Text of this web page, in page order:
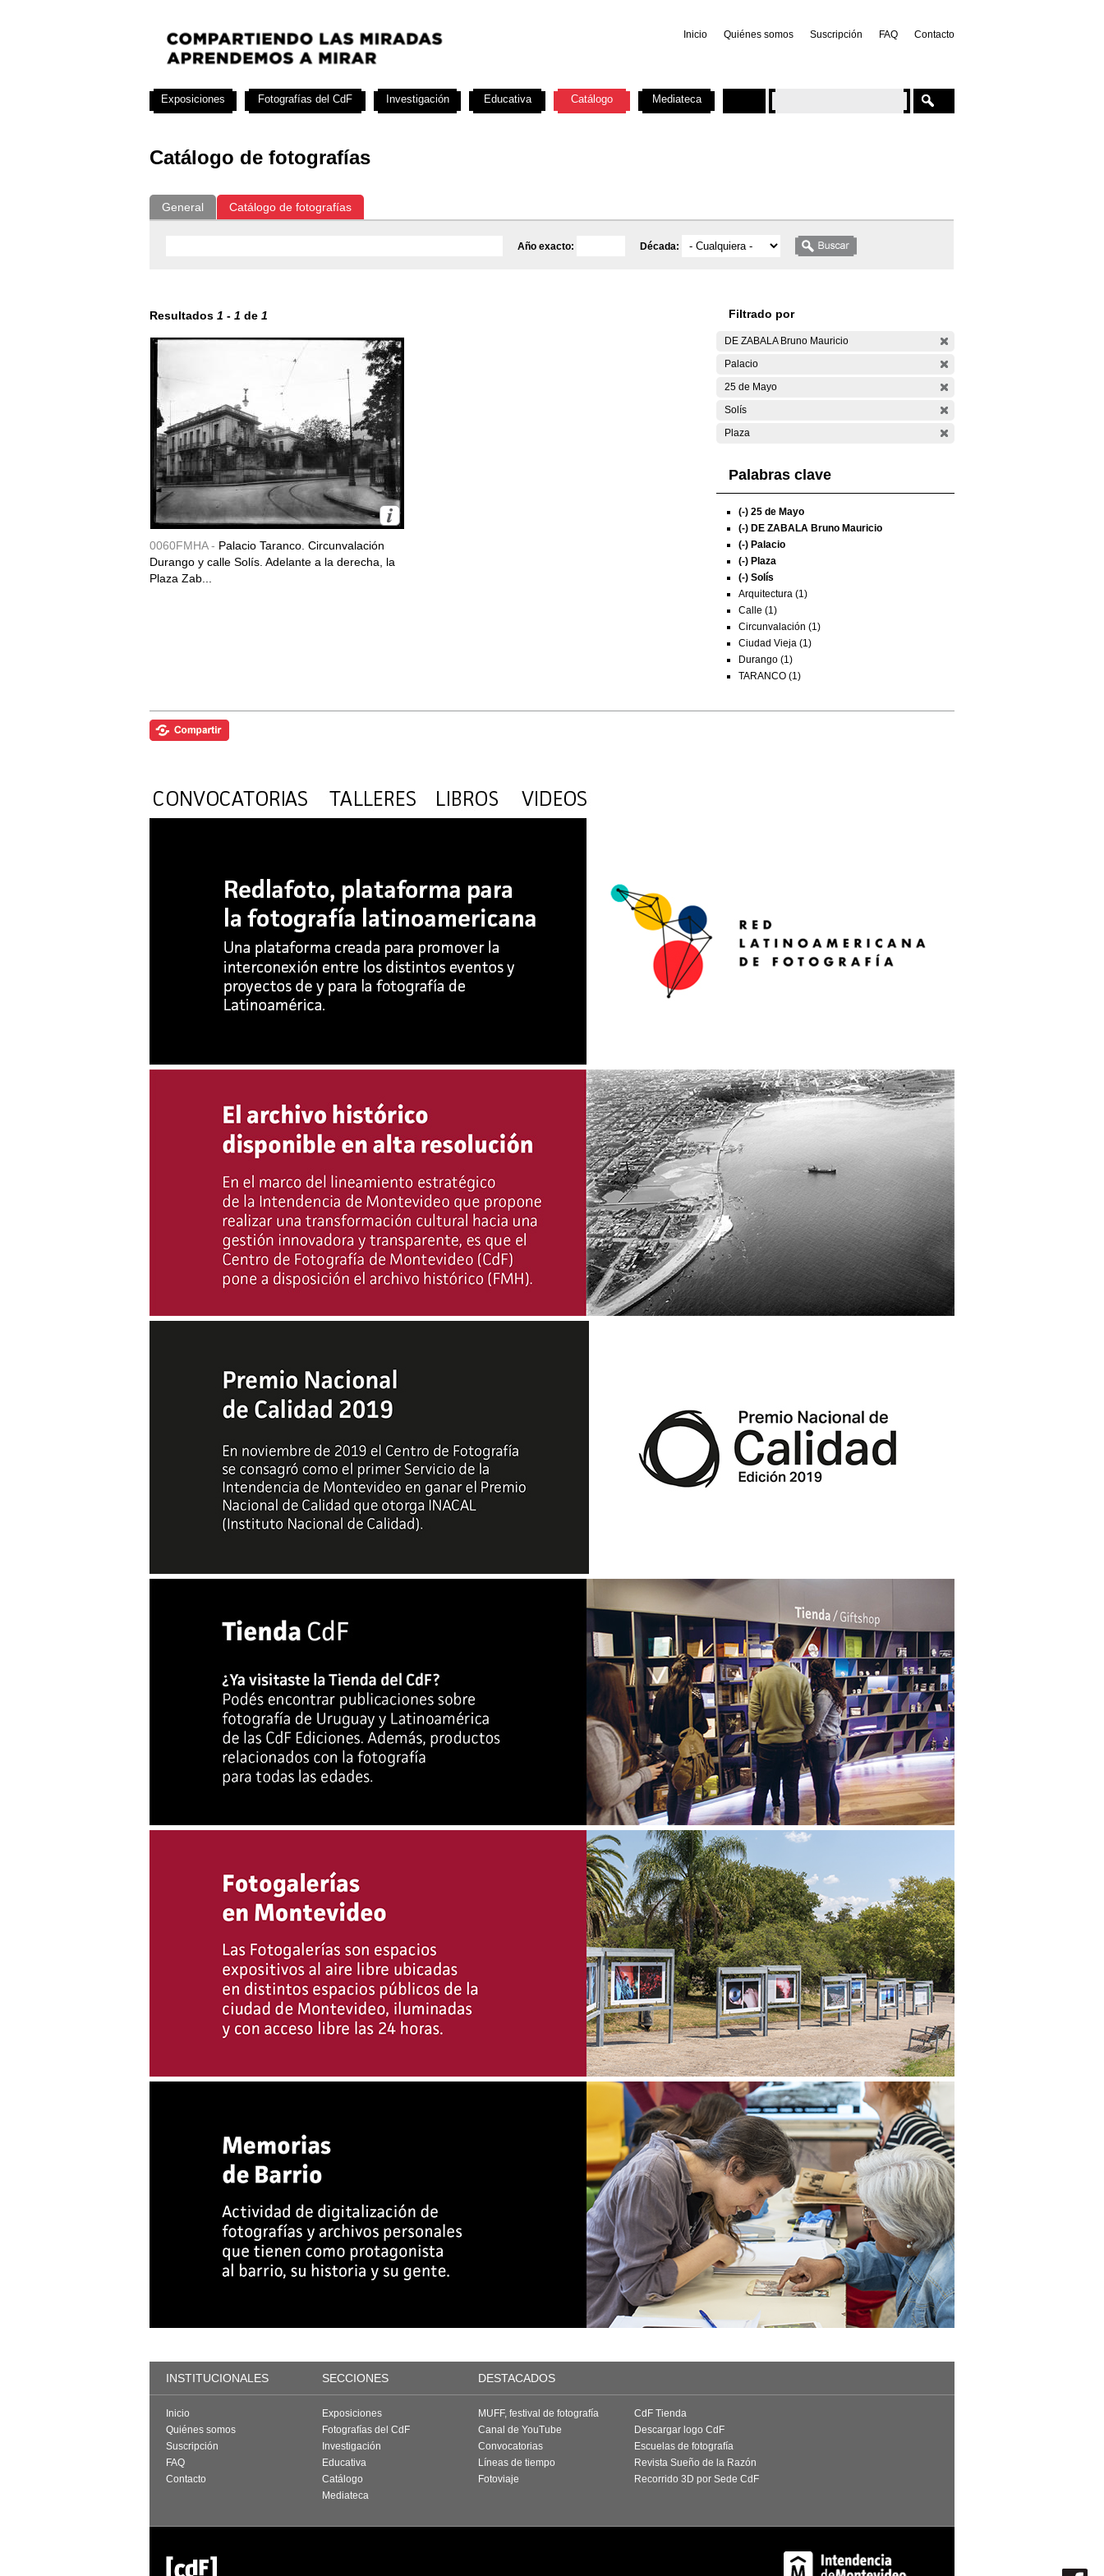
Inicio Quiénes somos Suscripción FAQ Contacto
Catálogo de fotografías
General Catálogo de fotografías
Año exacto: Década:
Resultados 1 - 1 de 1
0060FMHA - Palacio Taranco. Circunvalación
Durango y calle Solís. Adelante a la derecha, la
Plaza Zab...
Filtrado por
DE ZABALA Bruno Mauricio
Palacio
25 de Mayo
Solís
Plaza
Palabras clave
(-) 25 de Mayo
(-) DE ZABALA Bruno Mauricio
(-) Palacio
(-) Plaza
(-) Solís
Arquitectura (1)
Calle (1)
Circunvalación (1)
Ciudad Vieja (1)
Durango (1)
TARANCO (1)
Exposiciones Fotografías del CdF Investigación Educativa Catálogo Mediateca
INSTITUCIONALES SECCIONES DESTACADOS
Inicio
Quiénes somos
Suscripción
FAQ
Contacto
Exposiciones
Fotografías del CdF
Investigación
Educativa
Catálogo
Mediateca
MUFF, festival de fotografía
Canal de YouTube
Convocatorias
Líneas de tiempo
Fotoviaje
CdF Tienda
Descargar logo CdF
Escuelas de fotografía
Revista Sueño de la Razón
Recorrido 3D por Sede CdF